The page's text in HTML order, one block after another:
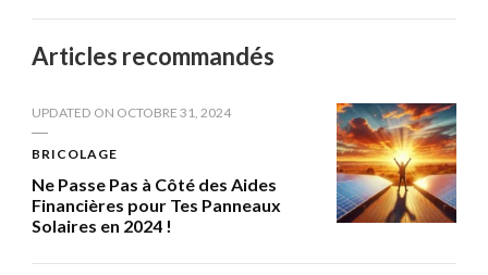
Articles recommandés
UPDATED ON OCTOBRE 31, 2024
BRICOLAGE
Ne Passe Pas à Côté des Aides
Financières pour Tes Panneaux
Solaires en 2024 !